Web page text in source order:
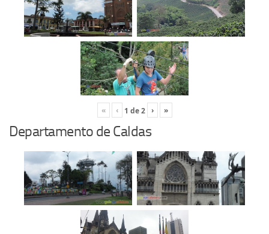
« ‹ 1 de2 › »
Departamento de Caldas